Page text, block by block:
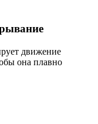
движение
она плавно